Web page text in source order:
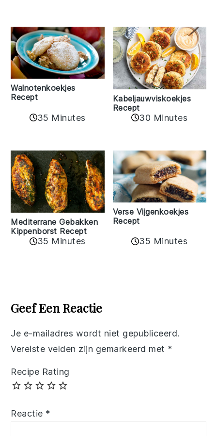
Walnotenkoekjes
Recept
35 Minutes
Kabeljauwviskoekjes
Recept
30 Minutes
Mediterrane Gebakken
Kippenborst Recept
35 Minutes
Verse Vijgenkoekjes
Recept
35 Minutes
Interactions
Geef Een Reactie
Je e-mailadres wordt niet gepubliceerd.
Vereiste velden zijn gemarkeerd met *
Recipe Rating
Reactie *